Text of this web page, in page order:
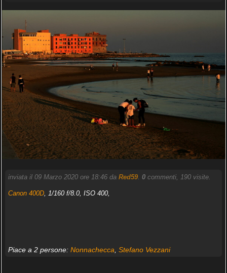
inviata il 09 Marzo 2020 ore 18:46 da Red59. 0commenti, 190 visite.
Canon 400D, 1/160 f/8.0, ISO 400,
Piace a 2 persone: Nonnachecca Stefano Vezzani